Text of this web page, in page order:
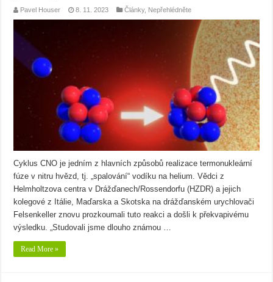
Pavel Houser 8. 11. 2023 Články, Nepřehlédněte
Cyklus CNO je jedním z hlavních způsobů realizace termonukleární
fúze v nitru hvězd, tj. „spalování“ vodíku na helium. Vědci z
Helmholtzova centra v Drážďanech/Rossendorfu (HZDR) a jejich
kolegové z Itálie, Maďarska a Skotska na drážďanském urychlovači
Felsenkeller znovu prozkoumali tuto reakci a došli k překvapivému
výsledku. „Studovali jsme dlouho známou …
Read More »